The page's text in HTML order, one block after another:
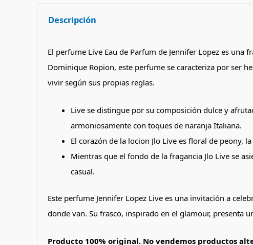
Descripción
El perfume Live Eau de Parfum de Jennifer Lopez es
Dominique Ropion, este perfume se caracteriza por ser
vivir según sus propias reglas​​.
Live se distingue por su composición dulce y
armoniosamente con toques de naranja Italiana.
El corazón de la locion Jlo Live es floral de peony,
Mientras que el fondo de la fragancia Jlo Live se
casual​.
Este perfume Jennifer Lopez Live es una invitación a
donde van. Su frasco, inspirado en el glamour, presenta
Producto 100% original. No vendemos productos